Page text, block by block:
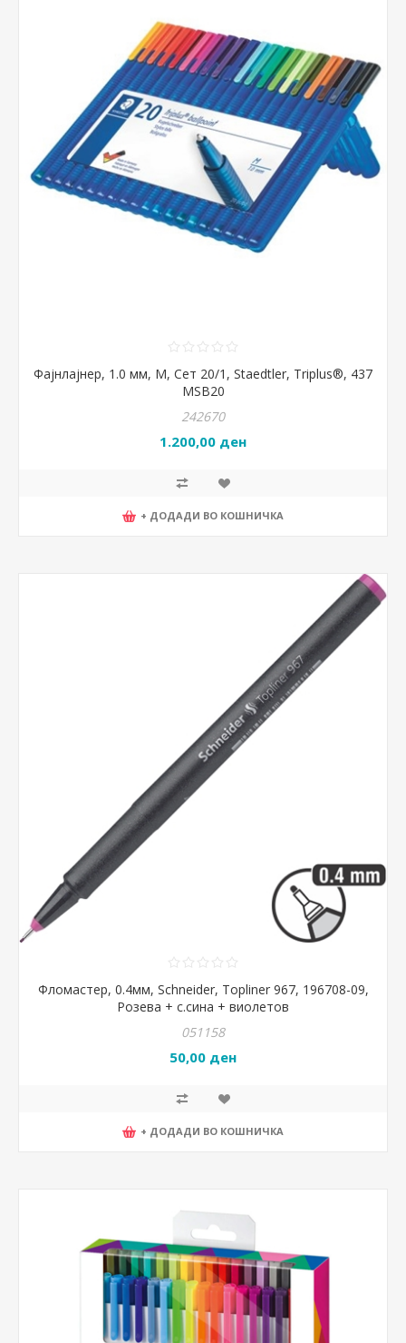
Фајнлајнер, 1.0 мм, M, Сет 20/1, Staedtler, Triplus®, 437
MSB20
242670
1.200,00 ден
+ ДОДАДИ ВО КОШНИЧКА
Фломастер, 0.4мм, Schneider, Topliner 967, 196708-09,
Розева + с.сина + виолетов
051158
50,00 ден
+ ДОДАДИ ВО КОШНИЧКА